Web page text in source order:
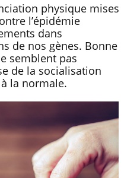
physique mises
l’épidémie
dans
de nos gènes. Bonne
semblent pas
de la socialisation
la normale.